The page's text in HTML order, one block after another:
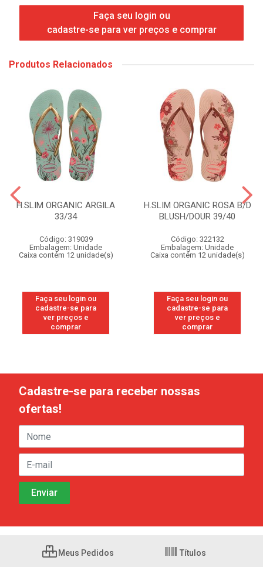
Faça seu login ou
cadastre-se para ver preços e comprar
Produtos Relacionados
H.SLIM ORGANIC ARGILA
33/34
Código: 319039
Embalagem: Unidade
Caixa contém 12 unidade(s)
Faça seu login ou
cadastre-se para
ver preços e
comprar
H.SLIM ORGANIC ROSA B/D
BLUSH/DOUR 39/40
Código: 322132
Embalagem: Unidade
Caixa contém 12 unidade(s)
Faça seu login ou
cadastre-se para
ver preços e
comprar
Cadastre-se para receber nossas
ofertas!
Meus Pedidos Títulos